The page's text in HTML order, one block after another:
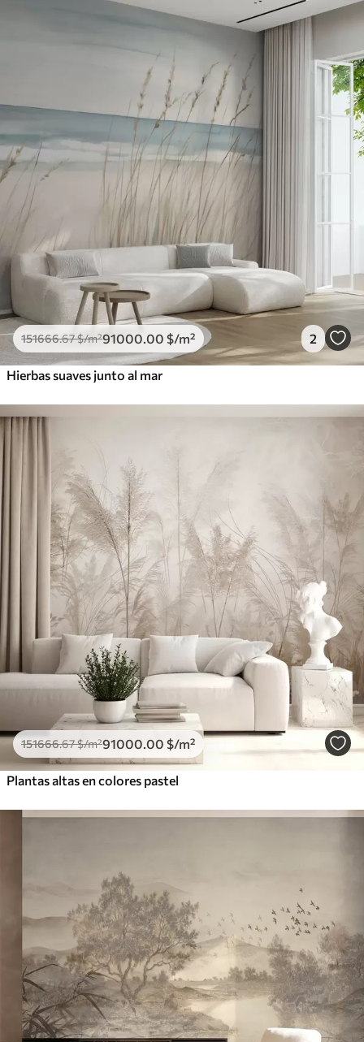
151666.67$/m²91000 .00 $/m² 2
Hierbas suaves junto al mar
151666.67$/m²91000 .00 $/m²
Plantas altas en colores pastel